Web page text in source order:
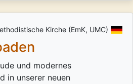
Kirche (EmK, UMC)
und modernes
in unserer neuen